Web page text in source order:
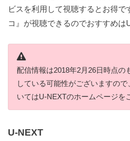
ビスを利用して視聴するとお得で
コ』が視聴できるのでおすすめは
配信情報は2018年2月26日時点の
している可能性がございますの
いてはU-NEXTのホームページを
U-NEXT